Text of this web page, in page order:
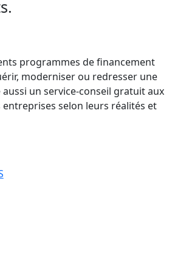
programmes de financement
moderniser ou redresser une
un service-conseil gratuit aux
selon leurs réalités et